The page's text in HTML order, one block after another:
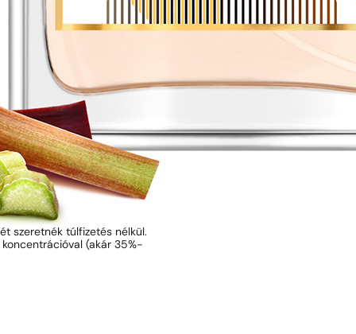
szeretnék túlfizetés nélkül.
(akár 35%-